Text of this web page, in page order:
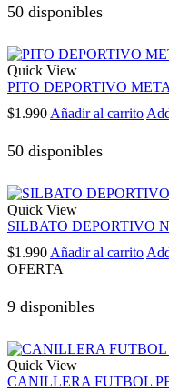
50 disponibles
Quick View
PITO DEPORTIVO
$1.990 Añadir al carrito
50 disponibles
Quick View
SILBATO DEPORTIVO
$1.990 Añadir al carrito
OFERTA
9 disponibles
Quick View
CANILLERA FUTBOL